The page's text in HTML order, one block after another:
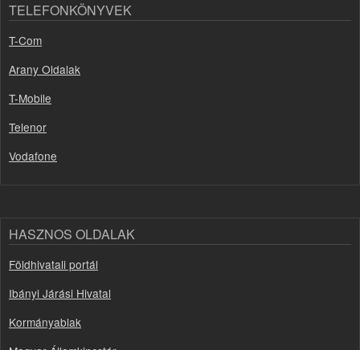
TELEFONKÖNYVEK
T-Com
Arany Oldalak
T-Mobile
Telenor
Vodafone
HASZNOS OLDALAK
Földhivatali portál
Ibányi Járási Hivatal
Kormányablak